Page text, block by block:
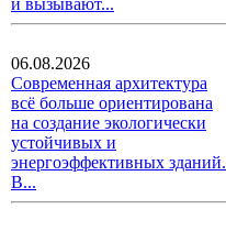
и вызывают...
06.08.2026
Современная архитектура
всё больше ориентирована
на создание экологически
устойчивых и
энергоэффективных зданий.
В...